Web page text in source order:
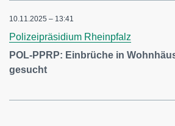
10.11.2025 – 13:41
Polizeipräsidium Rheinpfalz
POL-PPRP: Einbrüche in
gesucht